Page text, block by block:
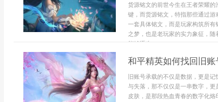
货源铭文的前世今生在王者荣耀
键，而货源铭文，特指那些通过
一套具体铭文，而是玩家构筑所
之梦，也是老玩家的实力象征，
能够逐步...
和平精英如何找回旧
旧账号承载的不仅是数据，更是
与失落，那不仅仅是一串数字，
皮肤，是那段热血青春的数字化